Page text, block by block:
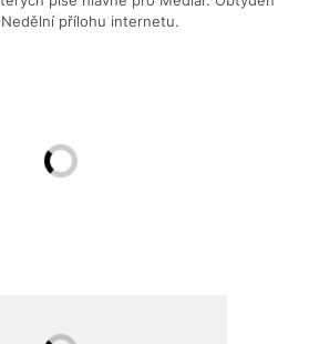
přílohu internetu.